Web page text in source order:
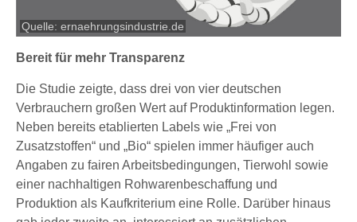
Quelle: ernaehrungsindustrie.de
Bereit für mehr Transparenz
Die Studie zeigte, dass drei von vier deutschen
Verbrauchern großen Wert auf Produktinformation legen.
Neben bereits etablierten Labels wie „Frei von
Zusatzstoffen“ und „Bio“ spielen immer häufiger auch
Angaben zu fairen Arbeitsbedingungen, Tierwohl sowie
einer nachhaltigen Rohwarenbeschaffung und
Produktion als Kaufkriterium eine Rolle. Darüber hinaus